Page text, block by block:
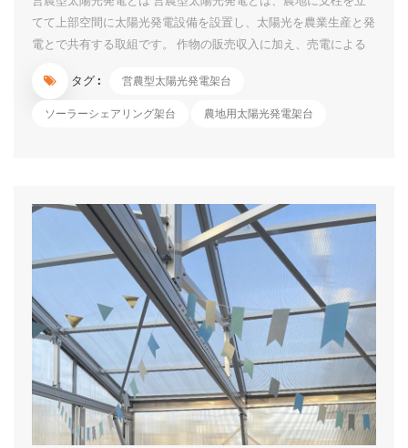
てて上部空間に太陽光発電設備を設置し、太陽光を農業生産と発
電とで共有する取組です。 作物の販売収入に加え、売電による
善が期待できます。 荒廃農地を活用した再エネの導入促進のた
めの規制の見直しについて 農水省は、「2050年カーボンニュー
する場合は、おおむね８割以上の単収を確保する要件は課さず、
農地が適正かつ効率的に利用されているか否かによって判断す
る」とした。加えて、「一時転用期間（10年以内）が満了する
際、営農に支障が生じていない限り、再許可に...
タグ : 営農型太陽光発電架台
ソーラーシェアリング架台 農地用太陽光発電架台